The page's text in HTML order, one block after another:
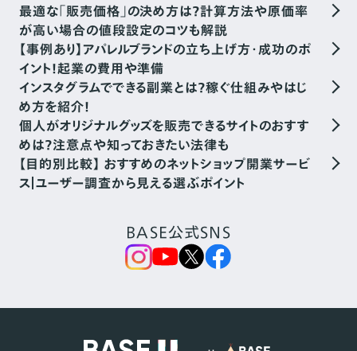
最適な「販売価格」の決め方は？計算方法や原価率
が高い場合の値段設定のコツも解説
【事例あり】アパレルブランドの立ち上げ方・成功のポ
イント！起業の費用や準備
インスタグラムでできる副業とは？稼ぐ仕組みやはじ
め方を紹介！
個人がオリジナルグッズを販売できるサイトのおすす
めは？注意点や知っておきたい法律も
【目的別比較】 おすすめのネットショップ開業サービ
ス｜ユーザー調査から見える選ぶポイント
BASE公式SNS